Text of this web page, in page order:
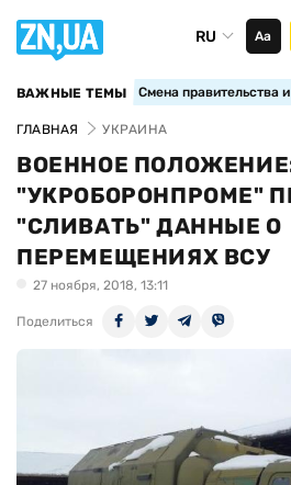
RU Аа
ВАЖНЫЕ ТЕМЫ Смена правительства
ГЛАВНАЯ УКРАИНА
ВОЕННОЕ
"УКРОБОРОНПРОМЕ"
"СЛИВАТЬ" ДАННЫЕ О
ПЕРЕМЕЩЕНИЯХ ВСУ
27 ноября, 2018, 13:11
Поделиться